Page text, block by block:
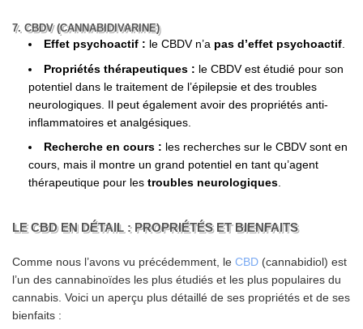
7. CBDV (CANNABIDIVARINE)
Effet psychoactif : le CBDV n’a pas d’effet psychoactif.
Propriétés thérapeutiques : le CBDV est étudié pour son
potentiel dans le traitement de l’épilepsie et des troubles
neurologiques. Il peut également avoir des propriétés anti-
inflammatoires et analgésiques.
Recherche en cours : les recherches sur le CBDV sont en
cours, mais il montre un grand potentiel en tant qu’agent
thérapeutique pour les troubles neurologiques
LE CBD EN DÉTAIL : PROPRIÉTÉS ET BIENFAITS
Comme nous l’avons vu précédemment, le CBD (cannabidiol) est
l’un des cannabinoïdes les plus étudiés et les plus populaires du
cannabis. Voici un aperçu plus détaillé de ses propriétés et de ses
bienfaits :